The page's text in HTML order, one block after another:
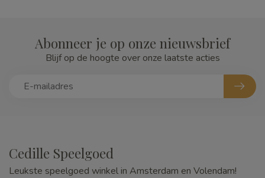
Abonneer je op onze nieuwsbrief
Blijf op de hoogte over onze laatste acties
Cedille Speelgoed
Leukste speelgoed winkel in Amsterdam en Volendam!